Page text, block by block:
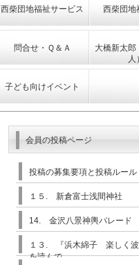
西柴団地福祉サービス 西柴団
問合せ・Ｑ＆Ａ
大橋新太郎
人）
子ども向けイベント
会員の投稿ページ
投稿の募集要項と投稿ルール
１５. 新倉富士浅間神社
14. 金沢八景神輿パレード
１３. 『浜木綿子 楽しく波
を読んで